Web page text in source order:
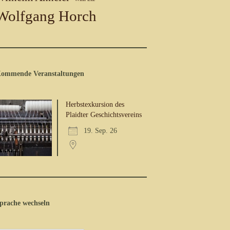
Horch
Veranstaltungen
Herbstexkursion des
Plaidter Geschichtsvereins
19. Sep. 26
wechseln